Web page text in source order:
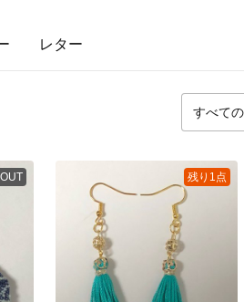
レター
残り1点